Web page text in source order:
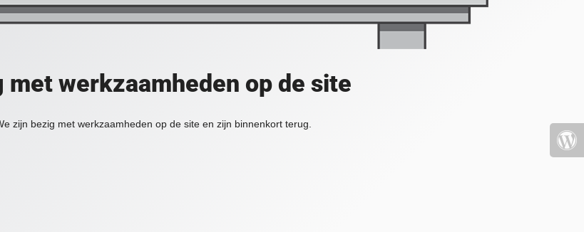
met werkzaamheden op de site
zijn bezig met werkzaamheden op de site en zijn binnenkort terug.